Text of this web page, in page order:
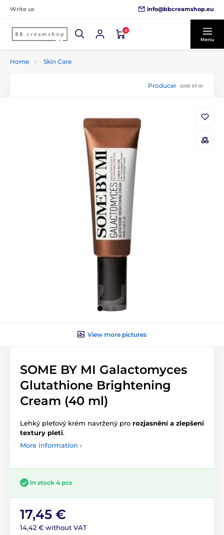
Write us info@bbcreamshop.eu
0
Menu
Home Skin Care
Producer
View more pictures
SOME BY MI Galactomyces
Glutathione Brightening
Cream (40 ml)
Lehký pleťový krém navržený pro rozjasnění a zlepšení
textury pleti.
More information ›
In stock 4 pcs
17,45 €
14,42 € without VAT